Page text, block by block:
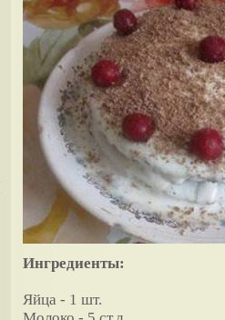
Ингредиенты:
Яйца - 1 шт.